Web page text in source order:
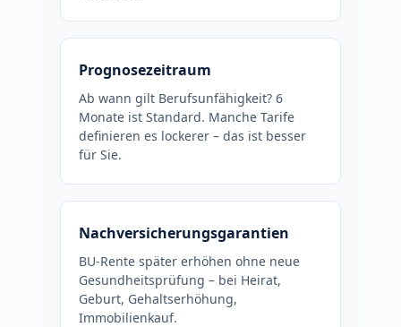
Prognosezeitraum
Ab wann gilt Berufsunfähigkeit? 6
Monate ist Standard. Manche Tarife
definieren es lockerer – das ist besser
für Sie.
Nachversicherungsgarantien
BU-Rente später erhöhen ohne neue
Gesundheitsprüfung – bei Heirat,
Geburt, Gehaltserhöhung,
Immobilienkauf.